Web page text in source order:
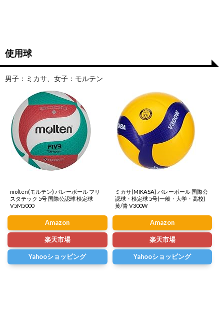
使用球
男子：ミカサ、女子：モルテン
molten(モルテン) バレーボール フリ
スタテック 5号 国際公認球 検定球
V5M5000
Amazon
楽天市場
Yahooショッピング
ミカサ(MIKASA) バレーボール 国際公
認球・検定球 5号(一般・大学・高校)
黄/青 V300W
Amazon
楽天市場
Yahooショッピング